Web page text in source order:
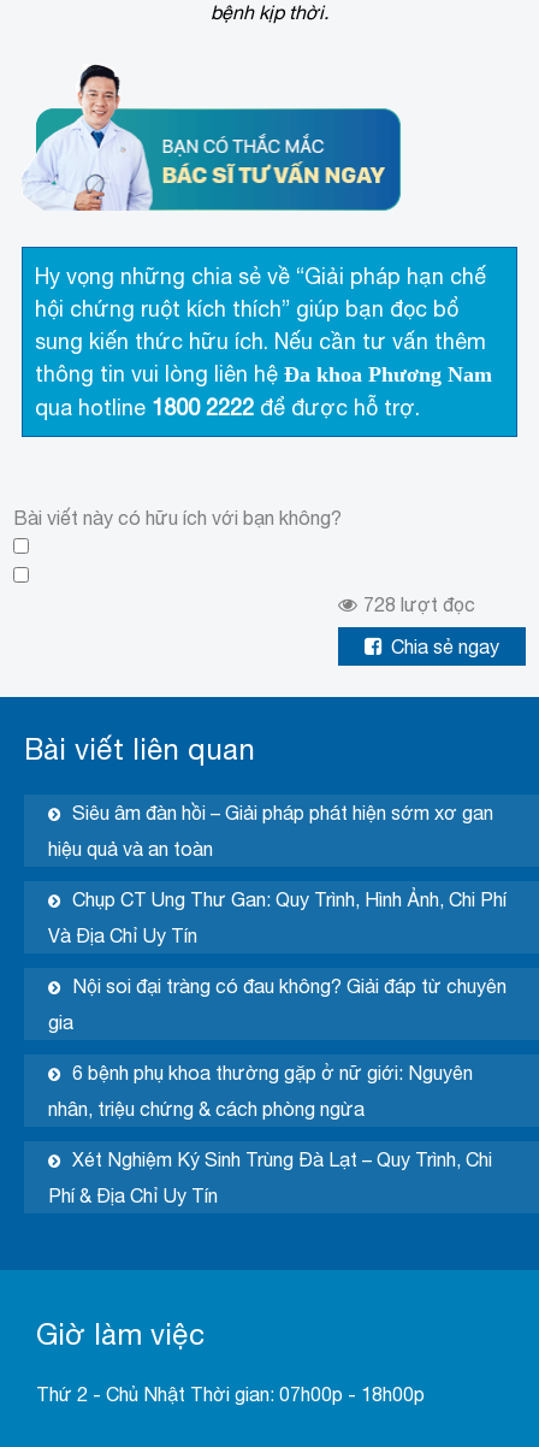
bệnh kịp thời.
Hy vọng những chia sẻ về “Giải pháp hạn chế
hội chứng ruột kích thích” giúp bạn đọc bổ
sung kiến thức hữu ích. Nếu cần tư vấn thêm
thông tin vui lòng liên hệĐa khoa Phương Nam
qua hotline 1800 2222 để được hỗ trợ.
Bài viết này có hữu ích với bạn không?
728 lượt đọc
Chia sẻ ngay
Bài viết liên quan
Siêu âm đàn hồi – Giải pháp phát hiện sớm xơ gan
hiệu quả và an toàn
Chụp CT Ung Thư Gan: Quy Trình, Hình Ảnh, Chi Phí
Và Địa Chỉ Uy Tín
Nội soi đại tràng có đau không? Giải đáp từ chuyên
gia
6 bệnh phụ khoa thường gặp ở nữ giới: Nguyên
nhân, triệu chứng & cách phòng ngừa
Xét Nghiệm Ký Sinh Trùng Đà Lạt – Quy Trình, Chi
Phí & Địa Chỉ Uy Tín
Giờ làm việc
Thứ 2 - Chủ Nhật Thời gian: 07h00p - 18h00p